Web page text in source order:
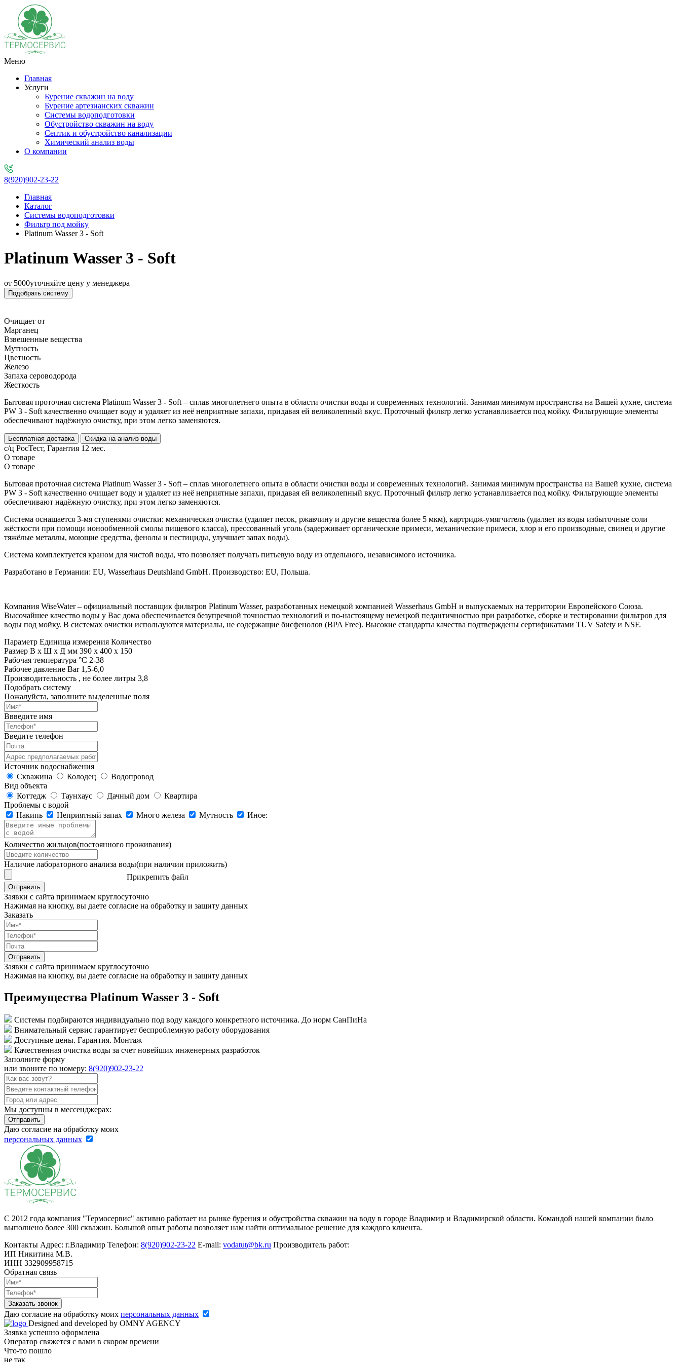
Меню
Главная
Услуги
Бурение скважин на воду
Бурение артезианских скважин
Системы водоподготовки
Обустройство скважин на воду
Септик и обустройство канализации
Химический анализ воды
О компании
8(920)902-23-22
Главная
Каталог
Системы водоподготовки
Фильтр под мойку
Platinum Wasser 3 - Soft
Platinum Wasser 3 - Soft
от 5000уточняйте цену у менеджера
Подобрать систему
Очищает от
Марганец
Взвешенные вещества
Мутность
Цветность
Железо
Запаха сероводорода
Жесткость
Бытовая проточная система Platinum Wasser 3 - Soft – сплав многолетнего опыта в области очистки воды и современных технологий. Занимая минимум пространства на Вашей кухне, система
PW 3 - Soft качественно очищает воду и удаляет из неё неприятные запахи, придавая ей великолепный вкус. Проточный фильтр легко устанавливается под мойку. Фильтрующие элементы
обеспечивают надёжную очистку, при этом легко заменяются.
Бесплатная доставка Скидка на анализ воды
с/ц РосТест, Гарантия 12 мес.
О товаре
О товаре
Бытовая проточная система Platinum Wasser 3 - Soft – сплав многолетнего опыта в области очистки воды и современных технологий. Занимая минимум пространства на Вашей кухне, система
PW 3 - Soft качественно очищает воду и удаляет из неё неприятные запахи, придавая ей великолепный вкус. Проточный фильтр легко устанавливается под мойку. Фильтрующие элементы
обеспечивают надёжную очистку, при этом легко заменяются.
Система оснащается 3-мя ступенями очистки: механическая очистка (удаляет песок, ржавчину и другие вещества более 5 мкм), картридж-умягчитель (удаляет из воды избыточные соли
жёсткости при помощи ионообменной смолы пищевого класса), прессованный уголь (задерживает органические примеси, механические примеси, хлор и его производные, свинец и другие
тяжёлые металлы, моющие средства, фенолы и пестициды, улучшает запах воды).
Система комплектуется краном для чистой воды, что позволяет получать питьевую воду из отдельного, независимого источника.
Разработано в Германии: EU, Wasserhaus Deutshland GmbH. Производство: EU, Польша.
Компания WiseWater – официальный поставщик фильтров Platinum Wasser, разработанных немецкой компанией Wasserhaus GmbH и выпускаемых на территории Европейского Cоюза.
Высочайшее качество воды у Вас дома обеспечивается безупречной точностью технологий и по-настоящему немецкой педантичностью при разработке, сборке и тестировании фильтров для
воды под мойку. В системах очистки используются материалы, не содержащие бисфенолов (BPA Free). Высокие стандарты качества подтверждены сертификатами TUV Safety и NSF.
Параметр Единица измерения Количество
Размер В х Ш х Д мм 390 x 400 x 150
Рабочая температура °C 2-38
Рабочее давление Bar 1,5-6,0
Производительность , не более литры 3,8
Подобрать систему
Пожалуйста, заполните выделенные поля
Ввведите имя
Введите телефон
Источник водоснабжения
Скважина
Колодец
Водопровод
Вид объекта
Коттедж
Таунхаус Дачный дом
Квартира
Проблемы с водой
Накипь
Неприятный запах Много железа Мутность Иное:
Количество жильцов(постоянного проживания)
Наличие лабораторного анализа воды(при наличии приложить)
Прикрепить файл
Отправить
Заявки с сайта принимаем круглосуточно
Нажимая на кнопку, вы даете согласие на обработку и защиту данных
Заказать
Отправить
Заявки с сайта принимаем круглосуточно
Нажимая на кнопку, вы даете согласие на обработку и защиту данных
Преимущества Platinum Wasser 3 - Soft
Системы подбираются индивидуально под воду каждого конкретного источника. До норм СанПиНа
Внимательный сервис гарантирует беспроблемную работу оборудования
Доступные цены. Гарантия. Монтаж
Качественная очистка воды за счет новейших инженерных разработок
Заполните форму
или звоните по номеру: 8(920)902-23-22
Мы доступны в мессенджерах:
Отправить
Даю согласие на обработку моих
персональныx данных
С 2012 года компания "Термосервис" активно работает на рынке бурения и обустройства скважин на воду в городе Владимир и Владимирской области. Командой нашей компании было
выполнено более 300 скважин. Большой опыт работы позволяет нам найти оптимальное решение для каждого клиента.
Контакты Адрес: г.Владимир Телефон: 8(920)902-23-22 E-mail: vodatut@bk.ru Производитель работ:
ИП Никитина М.В.
ИНН 332909958715
Обратная связь
Заказать звонок
Даю согласие на обработку моих персональныx данных
Designed and developed by OMNY AGENCY
Заявка успешно оформлена
Оператор свяжется c вами в скором времени
Что-то пошло
не так